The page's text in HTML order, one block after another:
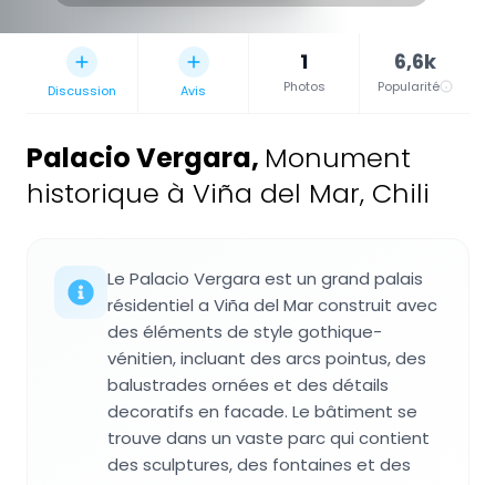
Discussion Avis
1
Photos
6,6k
Popularité
Palacio Vergara, Monument
historique à Viña del Mar, Chili
Le Palacio Vergara est un grand palais
résidentiel a Viña del Mar construit avec
des éléments de style gothique-
vénitien, incluant des arcs pointus, des
balustrades ornées et des détails
decoratifs en facade. Le bâtiment se
trouve dans un vaste parc qui contient
des sculptures, des fontaines et des